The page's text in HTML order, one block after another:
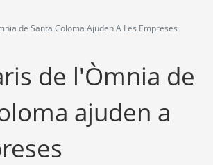
de Santa Coloma Ajuden A Les Empreses
de l'Òmnia de
ajuden a